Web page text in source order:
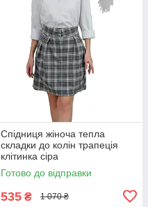
Спідниця жіноча тепла
складки до колін трапеція
клітинка сіра
Готово до відправки
535 ₴ 1 070 ₴